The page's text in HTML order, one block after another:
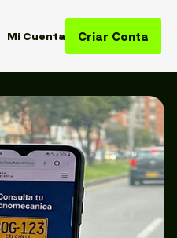
Mi Cuenta Criar Conta